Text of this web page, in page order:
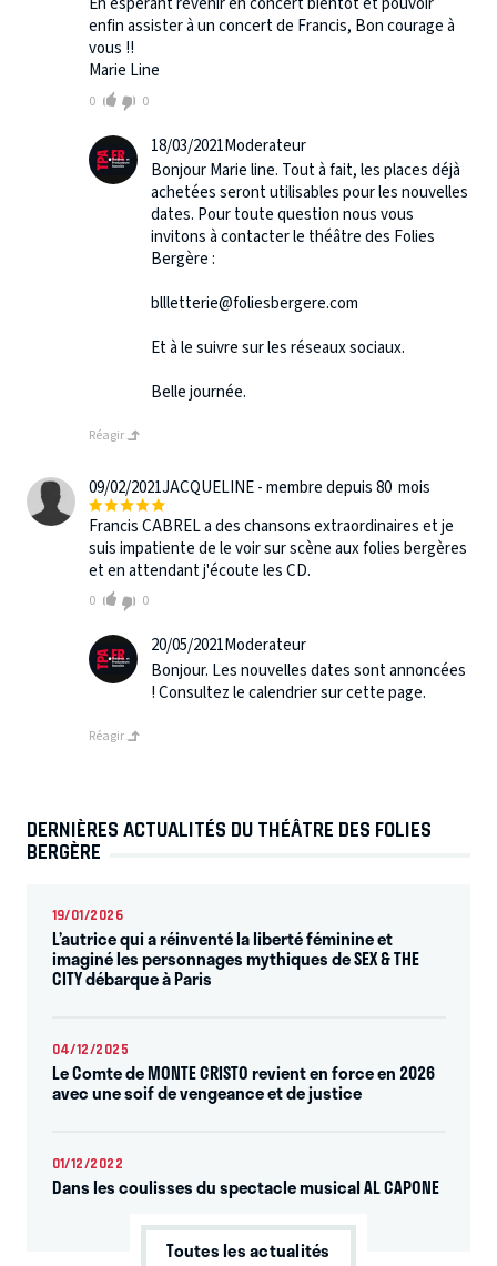
enfin assister à un concert de Francis, Bon courage à
vous !!
Marie Line
0 0
18/03/2021Moderateur
Bonjour Marie line. Tout à fait, les places déjà
achetées seront utilisables pour les nouvelles
dates. Pour toute question nous vous
invitons à contacter le théâtre des Folies
Bergère :
bllletterie@foliesbergere.com
Et à le suivre sur les réseaux sociaux.
Belle journée.
Réagir
09/02/2021JACQUELINE - membre depuis 80 mois
Francis CABREL a des chansons extraordinaires et je
suis impatiente de le voir sur scène aux folies bergères
et en attendant j'écoute les CD.
0 0
20/05/2021Moderateur
Bonjour. Les nouvelles dates sont annoncées
! Consultez le calendrier sur cette page.
Réagir
DERNIÈRES ACTUALITÉS DU THÉÂTRE DES FOLIES
BERGÈRE
19/01/2026
L’autrice qui a réinventé la liberté féminine et
imaginé les personnages mythiques de SEX & THE
CITY débarque à Paris
04/12/2025
Le Comte de MONTE CRISTO revient en force en 2026
avec une soif de vengeance et de justice
01/12/2022
Dans les coulisses du spectacle musical AL CAPONE
Toutes les actualités